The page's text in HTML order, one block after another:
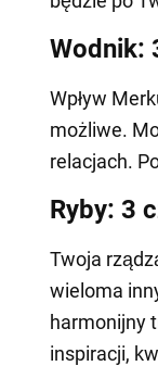
Wodnik:
Wpływ
możliwe.
relacjach.
Ryby: 3
Twoja
wieloma
harmonijny
inspiracji,